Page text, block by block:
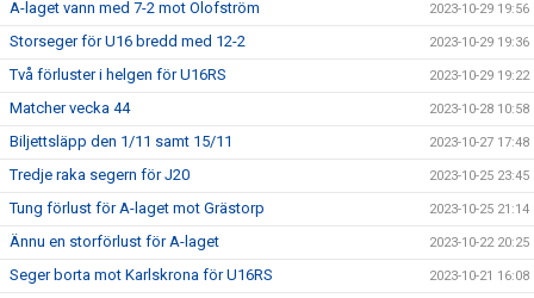
A-laget vann med 7-2 mot Olofström 2023-10-29 19:56
Storseger för U16 bredd med 12-2 2023-10-29 19:36
Två förluster i helgen för U16RS 2023-10-29 19:22
Matcher vecka 44 2023-10-28 10:58
Biljettsläpp den 1/11 samt 15/11 2023-10-27 17:48
Tredje raka segern för J20 2023-10-25 23:45
Tung förlust för A-laget mot Grästorp 2023-10-25 21:14
Ännu en storförlust för A-laget 2023-10-22 20:25
Seger borta mot Karlskrona för U16RS 2023-10-21 16:08